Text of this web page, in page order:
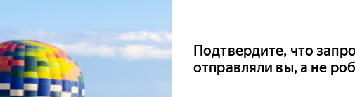
Подтвердите, что
отправляли вы, а не